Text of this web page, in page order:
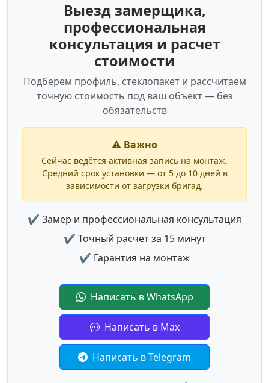
Выезд замерщика,
профессиональная
консультация и расчет
стоимости
Подберём профиль, стеклопакет и рассчитаем
точную стоимость под ваш объект — без
обязательств
⚠️ Важно
Сейчас ведётся активная запись на монтаж.
Средний срок установки — от 5 до 10 дней в
зависимости от загрузки бригад.
✔ Замер и профессиональная консультация
✔ Точный расчет за 15 минут
✔ Гарантия на монтаж
Написать в WhatsApp
Написать в Max
Написать в Telegram